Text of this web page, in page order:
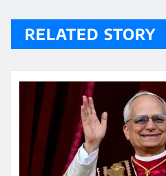
RELATED STORY